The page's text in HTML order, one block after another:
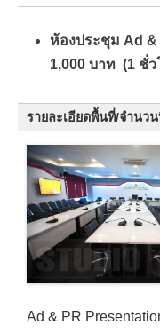
ห้องประชุม Ad &
1,000 บาท (1 ชั่ว
รายละเอียดพื้นที่/จำนว
Ad & PR